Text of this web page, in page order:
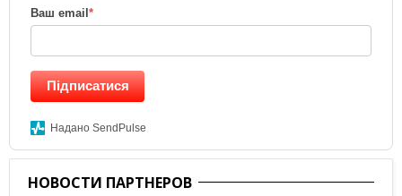
Ваш email *
Підписатися
Надано SendPulse
НОВОСТИ ПАРТНЕРОВ